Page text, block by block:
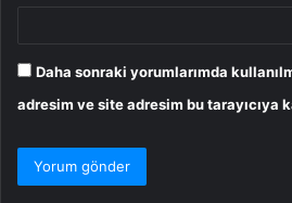
Daha sonraki yorumlarımda
adresim ve site adresim bu tarayıcıya